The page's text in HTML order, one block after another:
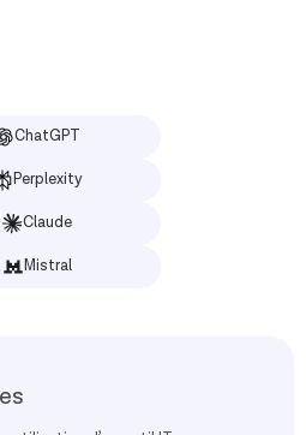
ChatGPT
Perplexity
Claude
Mistral